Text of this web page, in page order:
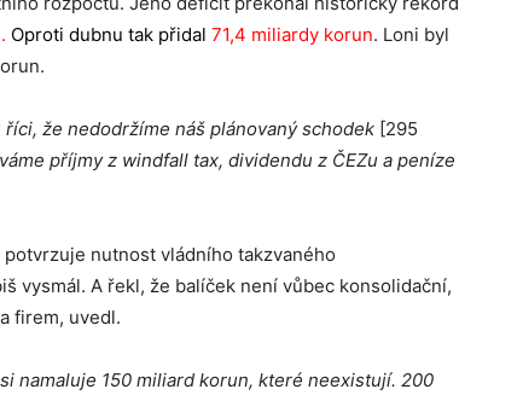
. Oproti dubnu tak přidal 71,4 miliardy korun. Loni byl
že nedodržíme náš plánovaný schodek [295
příjmy z windfall tax, dividendu z ČEZu a peníze
nutnost vládního takzvaného
vysmál. A řekl, že balíček není vůbec konsolidační,
firem, uvedl.
namaluje 150 miliard korun, které neexistují. 200